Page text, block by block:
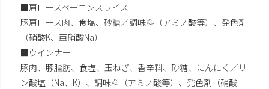
■肩ロースベーコンスライス
豚肩ロース肉、食塩、砂糖／調味料（アミノ酸等）、発色剤
（硝酸K、亜硝酸Na）
■ウインナー
豚肉、豚脂肪、食塩、玉ねぎ、香辛料、砂糖、にんにく／リ
ン酸塩（Na、K）、調味料（アミノ酸等）、発色剤（硝酸